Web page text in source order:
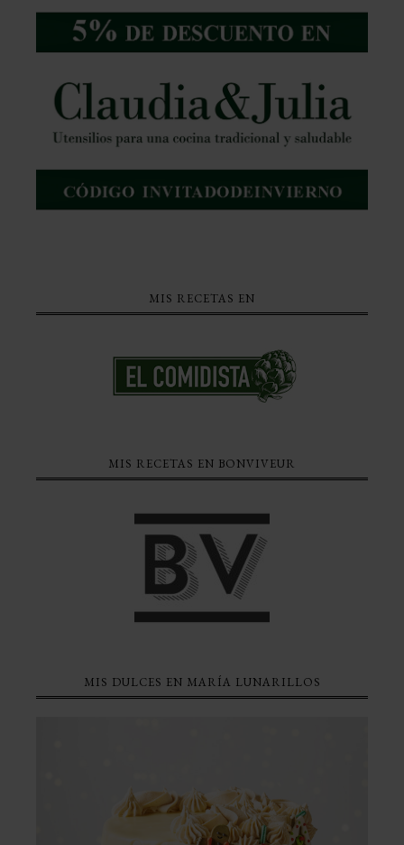
MIS RECETAS EN
MIS RECETAS EN BONVIVEUR
MIS DULCES EN MARÍA LUNARILLOS